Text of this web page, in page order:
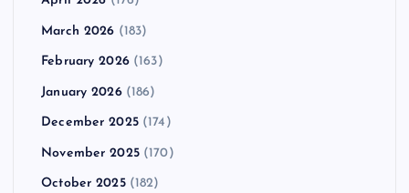
March 2026 (183)
February 2026(163)
January 2026(186)
December 2025(174)
November 2025(170)
October 2025(182)